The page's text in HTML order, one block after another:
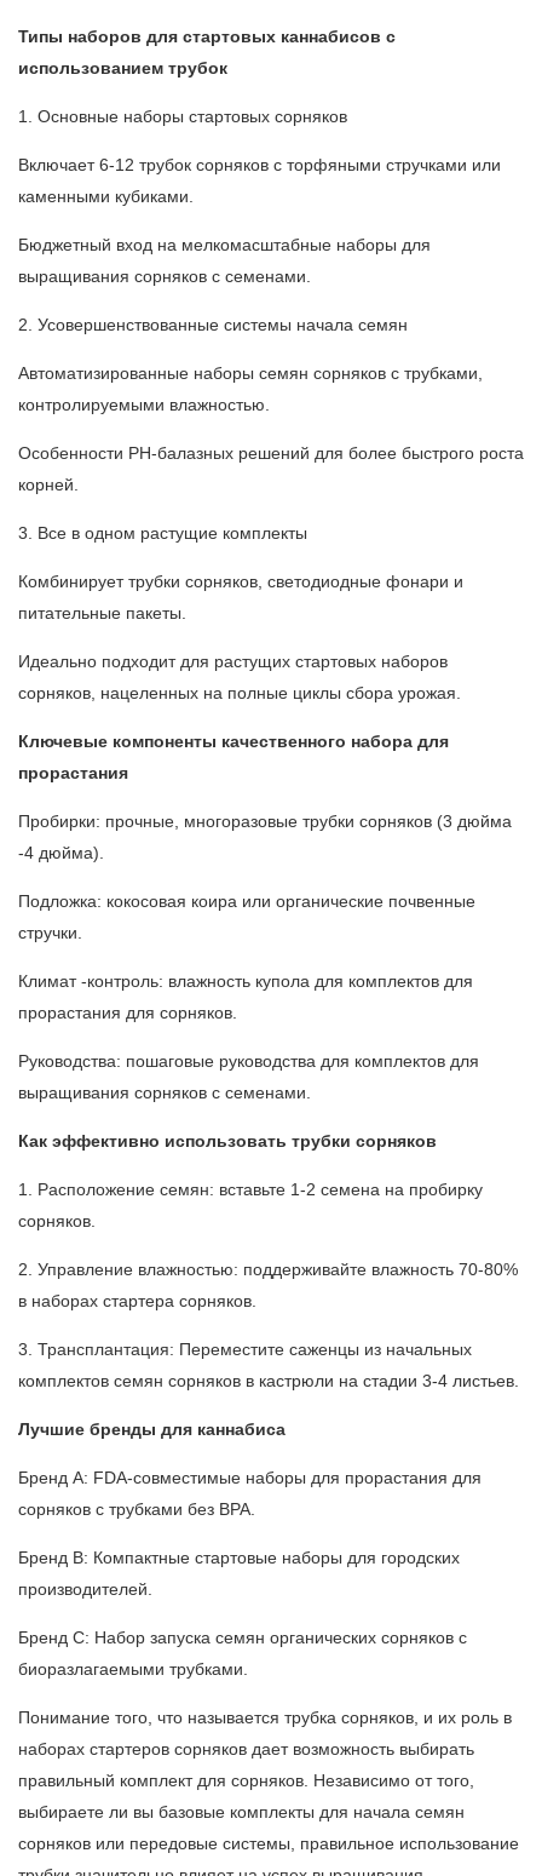
Типы наборов для стартовых каннабисов с
использованием трубок
1. Основные наборы стартовых сорняков
Включает 6-12 трубок сорняков с торфяными стручками или
каменными кубиками.
Бюджетный вход на мелкомасштабные наборы для
выращивания сорняков с семенами.
2. Усовершенствованные системы начала семян
Автоматизированные наборы семян сорняков с трубками,
контролируемыми влажностью.
Особенности PH-балазных решений для более быстрого роста
корней.
3. Все в одном растущие комплекты
Комбинирует трубки сорняков, светодиодные фонари и
питательные пакеты.
Идеально подходит для растущих стартовых наборов
сорняков, нацеленных на полные циклы сбора урожая.
Ключевые компоненты качественного набора для
прорастания
Пробирки: прочные, многоразовые трубки сорняков (3 дюйма
-4 дюйма).
Подложка: кокосовая коира или органические почвенные
стручки.
Климат -контроль: влажность купола для комплектов для
прорастания для сорняков.
Руководства: пошаговые руководства для комплектов для
выращивания сорняков с семенами.
Как эффективно использовать трубки сорняков
1. Расположение семян: вставьте 1-2 семена на пробирку
сорняков.
2. Управление влажностью: поддерживайте влажность 70-80%
в наборах стартера сорняков.
3. Трансплантация: Переместите саженцы из начальных
комплектов семян сорняков в кастрюли на стадии 3-4 листьев.
Лучшие бренды для каннабиса
Бренд A: FDA-совместимые наборы для прорастания для
сорняков с трубками без BPA.
Бренд B: Компактные стартовые наборы для городских
производителей.
Бренд C: Набор запуска семян органических сорняков с
биоразлагаемыми трубками.
Понимание того, что называется трубка сорняков, и их роль в
наборах стартеров сорняков дает возможность выбирать
правильный комплект для сорняков. Независимо от того,
выбираете ли вы базовые комплекты для начала семян
сорняков или передовые системы, правильное использование